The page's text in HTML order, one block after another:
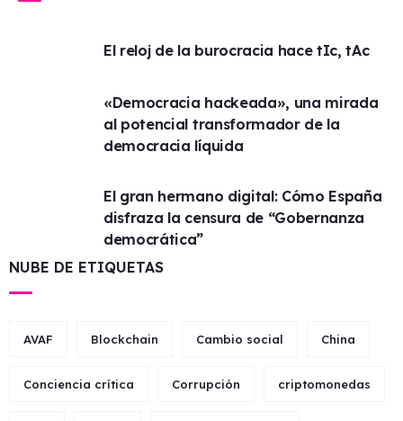
El reloj de la burocracia hace tIc, tAc
«Democracia hackeada», una mirada
al potencial transformador de la
democracia líquida
El gran hermano digital: Cómo España
disfraza la censura de “Gobernanza
democrática”
NUBE DE ETIQUETAS
AVAF Blockchain Cambio social China
Conciencia crítica Corrupción criptomonedas